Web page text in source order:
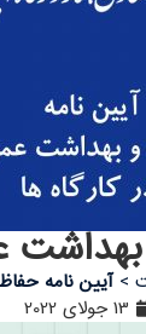
>آيين نامه
13 جولای 2022